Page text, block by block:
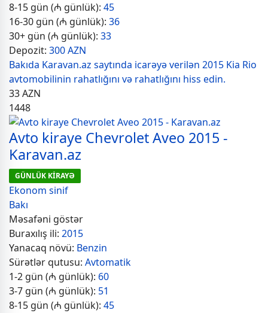
8-15 gün (₼ günlük): 45
16-30 gün (₼ günlük): 36
30+ gün (₼ günlük): 33
Depozit: 300 AZN
Bakıda Karavan.az saytında icarəyə verilən 2015 Kia Rio
avtomobilinin rahatlığını və rahatlığını hiss edin.
33AZN
1448
Avto kiraye Chevrolet Aveo 2015 -
Karavan.az
GÜNLÜK KİRAYƏ
Ekonom sinif
Bakı
Məsafəni göstər
Buraxılış ili: 2015
Yanacaq növü: Benzin
Sürətlər qutusu: Avtomatik
1-2 gün (₼ günlük): 60
3-7 gün (₼ günlük): 51
8-15 gün (₼ günlük): 45